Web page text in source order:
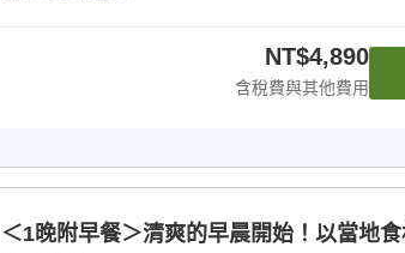
NT$4,890
含稅費與其他費用
＜1晚附早餐＞清爽的早晨開始！以當地